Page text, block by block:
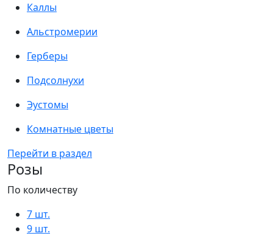
Каллы
Альстромерии
Герберы
Подсолнухи
Эустомы
Комнатные цветы
Перейти в раздел
Розы
По количеству
7 шт.
9 шт.